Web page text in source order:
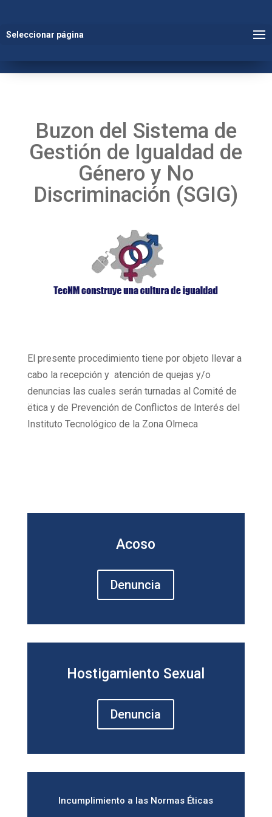
Seleccionar página
Buzon del Sistema de
Gestión de Igualdad de
Género y No
Discriminación (SGIG)
El presente procedimiento tiene por objeto llevar a
cabo la recepción y atención de quejas y/o
denuncias las cuales serán turnadas al Comité de
ëtica y de Prevención de Conflictos de Interés del
Instituto Tecnológico de la Zona Olmeca
Acoso
Denuncia
Hostigamiento Sexual
Denuncia
Incumplimiento a las Normas Éticas